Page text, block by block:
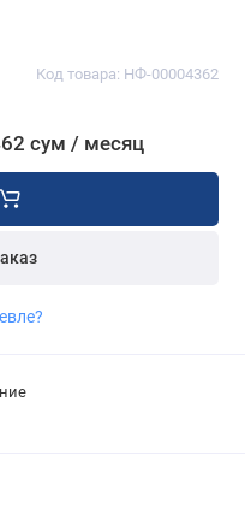
Код товара: НФ-00004362
сум / месяц